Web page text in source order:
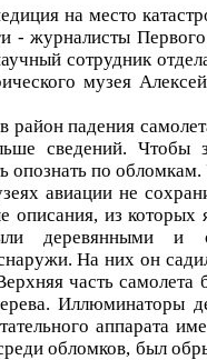
на место
- журналисты
сотрудник
музея
падения
сведений. Чтобы
опознать по обломкам.
авиации не
описания, из
деревянными и
На них он
часть самолета
Иллюминаторы
аппарата
обломков, был